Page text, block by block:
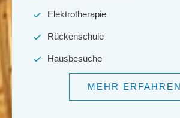
Elektrotherapie
Rückenschule
Hausbesuche
MEHR ERFAHREN